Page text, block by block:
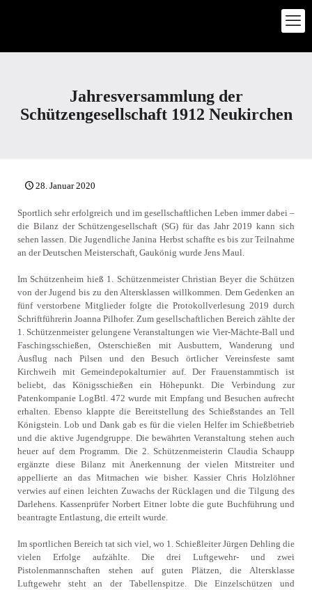
Jahresversammlung der
Schützengesellschaft 1912 Neukirchen
28. Januar 2020
Sportlich sehr erfolgreich und im gesellschaftlichen Leben immer dabei –
die Bilanz der Schützengesellschaft (SG) für das Jahr 2019 kann sich
sehen lassen. Die Jugendliche Janina Herbst schaffte es bis zur Teilnahme
an der Deutschen Meisterschaft, Gaukönig wurde Jens Maul.
Im Schützenheim hieß 1. Schützenmeister Christian Beyer die Schützen
von der Jugend bis zu den Altersklassen willkommen. Dem Gedenken an
fünf verstorbene Mitglieder folgte die Protokollverlesung 2019 durch
Schriftführerin Joanna Pilhofer. Zum gesellschaftlichen Bereich zählte der
1. Schützenmeister gelungene Veranstaltungen wie Vier-Mächte-Ball und
Faschingsschießen, Osterschießen mit Ausbuttern, Wanderung und
Ausflug nach Pilsen und den Besuch örtlicher Vereinsfeste samt
Kirchweih mit Gemeindepokalturnier auf. Der Frauenstammtisch ist
beliebt, das Königsschießen ein Höhepunkt. Die Verbindung zur
Patenkompanie LogBtl. 472 wurde mit Empfang und Besuchen aufrecht
erhalten. Ebenso klappte die Bereitstellung des Schießstandes an Tell
Königstein. Lob und Dank gab es für die vielen Helfer im Schießbetrieb
und die aktive Jugendgruppe. Die bewährten Veranstaltung stehen auch
heuer auf dem Programm. Die 2. Schützenmeisterin Claudia Schaupp
ergänzte diese Bilanz mit Anerkennung der vielen Mitstreiter und
appellierte an das Mitmachen wie bisher. Kassier Chris Holzlöhner
verwies auf einen leichten Zuwachs der Rücklagen und die Tilgung des
Darlehens. Kassenprüfer Norbert Eitner lobte die gute Buchführung und
beantragte Entlastung, die erteilt wurde.
Im sportlichen Bereich tat sich viel, wo 1. Schießleiter Jürgen Dehling die
vielen Erfolge aufzählte. Die drei Luftgewehr- und zwei
Pistolenmannschaften stehen auf guten Plätzen, die Altersklasse
Luftgewehr steht an der Tabellenspitze. Die Einzelschützen und